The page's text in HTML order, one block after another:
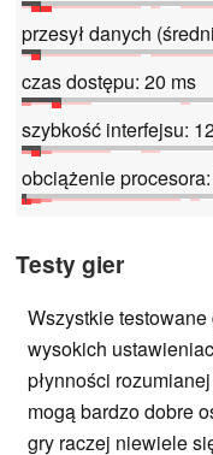
przesył danych
czas dostępu: 20 ms
szybkość interfejsu:
obciążenie
Testy gier
Wszystkie testowane
wysokich
płynności
mogą bardzo dobre
gry raczej niewiele